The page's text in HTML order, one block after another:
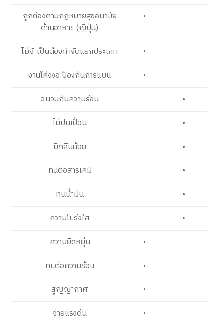
ถูกต้องตามกฎหมายสุขอนามัย
ด้านอาหาร (ญี่ปุ่น)
•
ไม่จำเป็นต้องกำจัดแยกประเภท
•
งานโค้งงอ ป้องกันการแบน
•
ฉนวนกันความร้อน
•
ไม่ปนเปื้อน
•
มีกลิ่นน้อย
•
ทนต่อสารเคมี
•
ทนน้ำมัน
•
ความโปร่งใส
•
ความยืดหยุ่น
•
ทนต่อความร้อน
•
สูญญากาศ
•
จ่ายแรงดัน
•